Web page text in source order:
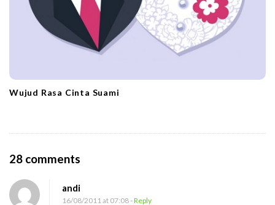
Wujud Rasa Cinta Suami
28 comments
andi
16/08/2011 at 07:08- Reply